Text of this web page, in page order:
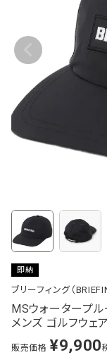
即納
ブリーフィング（
MSウォータープ
メンズ ゴルフウ
販売価格 ¥9,900